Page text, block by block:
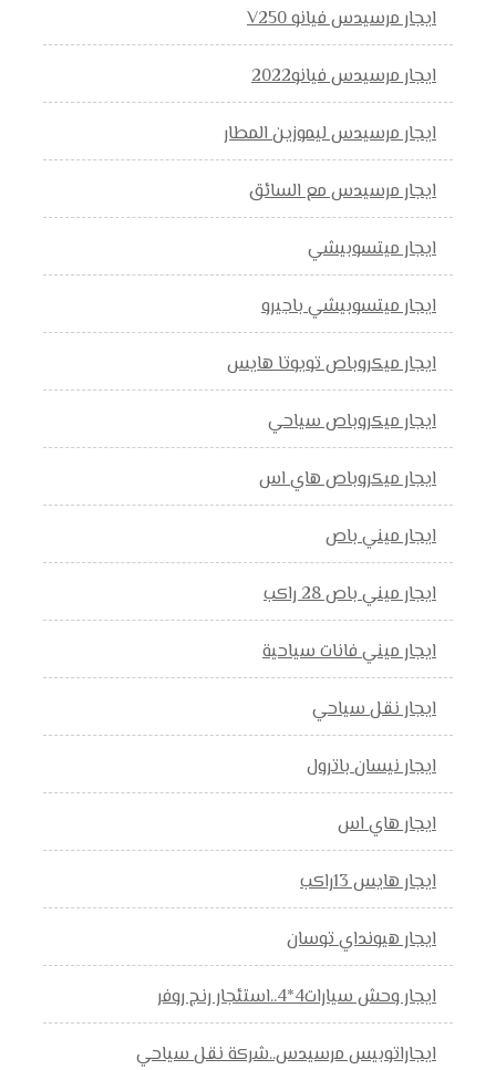
ايجار مرسيدس فيانو V250
ايجار مرسيدس فيانو2022
ايجار مرسيدس ليموزين المطار
ايجار مرسيدس مع السائق
ايجار ميتسوبيشي
ايجار ميتسوبيشي باجيرو
ايجار ميكروباص تويوتا هايس
ايجار ميكروباص سياحي
ايجار ميكروباص هاي اس
ايجار ميني باص
ايجار ميني باص 28 راكب
ايجار ميني فانات سياحية
ايجار نقل سياحي
ايجار نيسان باترول
ايجار هاي اس
ايجار هايس 13راكب
ايجار هيونداي توسان
ايجار وحش سيارات4*4..استئجار رنج روفر
ايجاراتوبيس مرسيدس..شركة نقل سياحي